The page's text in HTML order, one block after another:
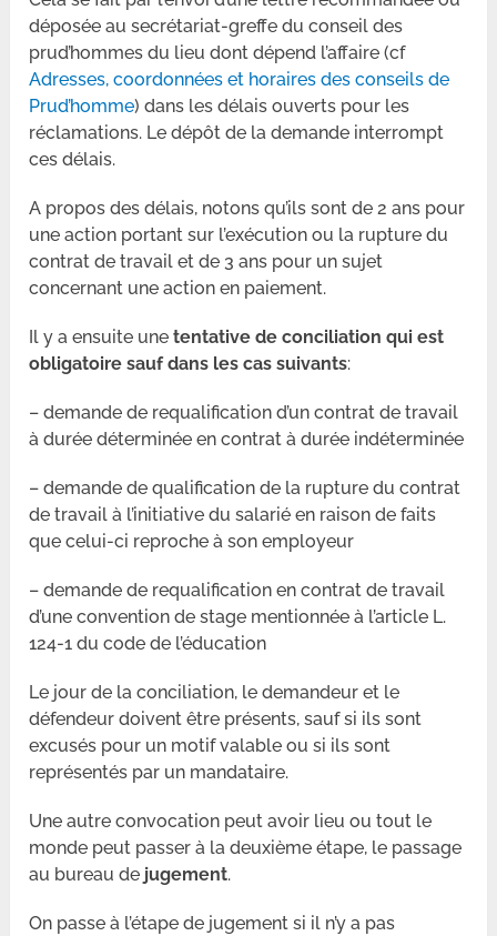
déposée au secrétariat-greffe du conseil des
prud’hommes du lieu dont dépend l’affaire (cf
Adresses, coordonnées et horaires des conseils de
Prud’homme) dans les délais ouverts pour les
réclamations. Le dépôt de la demande interrompt
ces délais.
A propos des délais, notons qu’ils sont de 2 ans pour
une action portant sur l’exécution ou la rupture du
contrat de travail et de 3 ans pour un sujet
concernant une action en paiement.
Il y a ensuite unetentative de conciliation qui est
obligatoire sauf dans les cas suivants:
– demande de requalification d’un contrat de travail
à durée déterminée en contrat à durée indéterminée
– demande de qualification de la rupture du contrat
de travail à l’initiative du salarié en raison de faits
que celui-ci reproche à son employeur
– demande de requalification en contrat de travail
d’une convention de stage mentionnée à l’article L.
124-1 du code de l’éducation
Le jour de la conciliation, le demandeur et le
défendeur doivent être présents, sauf si ils sont
excusés pour un motif valable ou si ils sont
représentés par un mandataire.
Une autre convocation peut avoir lieu ou tout le
monde peut passer à la deuxième étape, le passage
au bureau de jugement.
On passe à l’étape de jugement si il n’y a pas